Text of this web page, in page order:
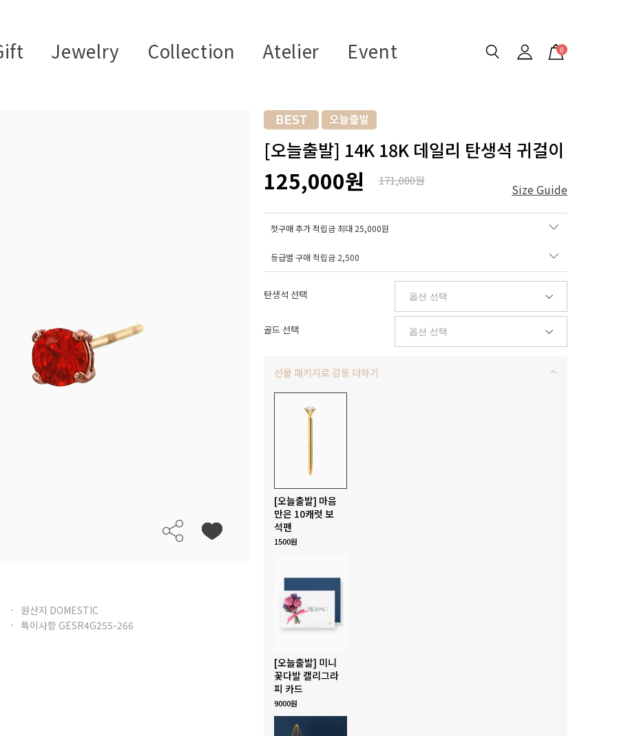
Jewelry Collection Atelier Event 0
원산지 DOMESTIC
특이사항 GESR4G255-266
[오늘출발] 14K 18K 데일리 탄생석 귀걸이
125,000원 171,000원
Size Guide
첫구매 추가 적립금 최대 25,000원
등급별 구매 적립금 2,500
탄생석 선택
골드 선택
선물 패키지로 감동 더하기
[오늘출발] 마음
만은 10캐럿 보
석펜
1500원
[오늘출발] 미니
꽃다발 캘리그라
피 카드
9000원